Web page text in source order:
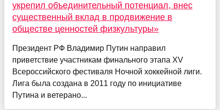
укрепил объединительный потенциал, внес
существенный вклад в продвижение в
обществе ценностей физкультуры»
Президент РФ Владимир Путин направил
приветствие участникам финального этапа XV
Всероссийского фестиваля Ночной хоккейной лиги.
Лига была создана в 2011 году по инициативе
Путина и ветерано...